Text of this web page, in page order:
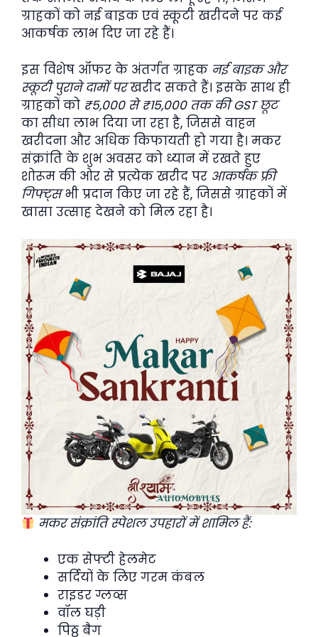
ग्राहकों को नई बाइक एवं स्कूटी खरीदने पर कई
आकर्षक लाभ दिए जा रहे हैं।
इस विशेष ऑफर के अंतर्गत ग्राहक नई बाइक और
स्कूटी पुराने दामों परखरीद सकते हैं। इसके साथ ही
ग्राहकों को ₹5,000 से ₹15,000 तक की GST छूट
का सीधा लाभ दिया जा रहा है, जिससे वाहन
खरीदना और अधिक किफायती हो गया है। मकर
संक्रांति के शुभ अवसर को ध्यान में रखते हुए
शोरूम की ओर से प्रत्येक खरीद पर आकर्षक फ्री
गिफ्ट्सभी प्रदान किए जा रहे हैं, जिससे ग्राहकों में
खासा उत्साह देखने को मिल रहा है।
मकर संक्रांति स्पेशल उपहारों में शामिल हैं:
एक सेफ्टी हेलमेट
सर्दियों के लिए गरम कंबल
राइडर ग्लव्स
वॉल घड़ी
पिठ्ठू बैग